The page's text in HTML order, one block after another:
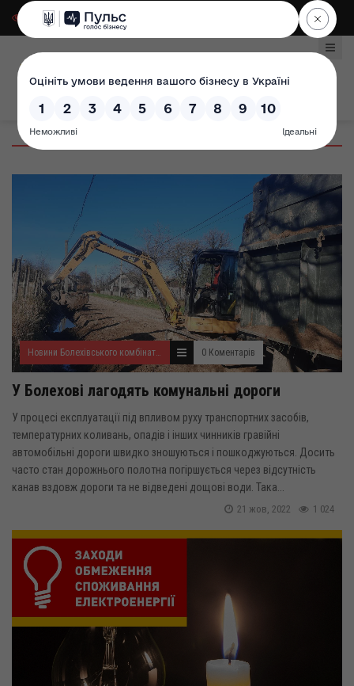
Для слабозорих|
Новини Болехівського комбінату комунальних підприємств 0 Коментарів
У Болехові лагодять комунальні дороги
У процесі експлуатації під впливом руху транспортних засобів,
температурних коливань, опадів і інших чинників гравійні
автомобільні дороги швидко зношуються і пошкоджуються. Досить
часто стан дорожнього полотна погіршується через відсутність
канав вздовж дороги та не відведені дощові води. Така...
1 024
21 жов, 2022